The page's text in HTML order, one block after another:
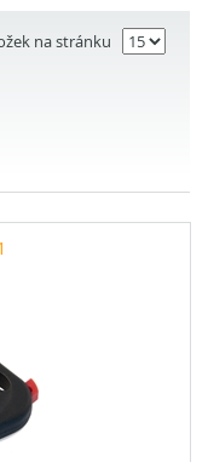
na stránku